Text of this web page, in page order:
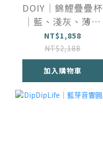
DOIY｜錦鯉疊疊杯
｜藍、淺灰、薄荷
綠
NT$1,858
NT$2,188
加入購物車